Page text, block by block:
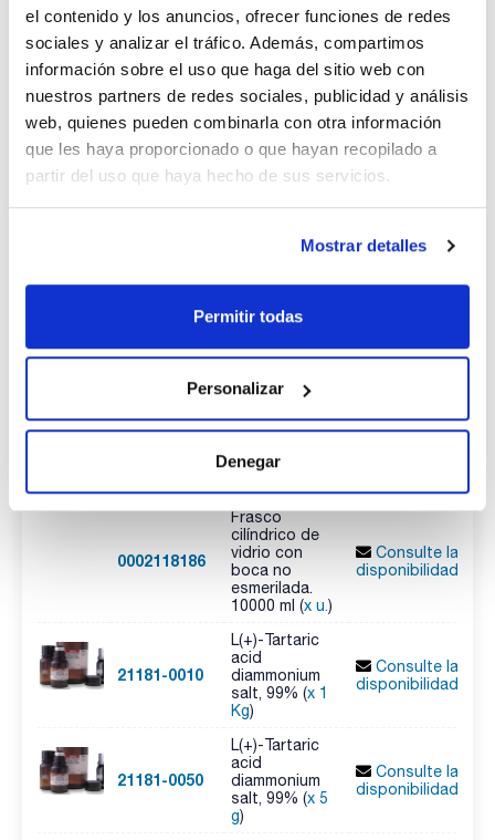
el contenido y los anuncios, ofrecer funciones de redes
sociales y analizar el tráfico. Además, compartimos
información sobre el uso que haga del sitio web con
nuestros partners de redes sociales, publicidad y análisis
web, quienes pueden combinarla con otra información
que les haya proporcionado o que hayan recopilado a
partir del uso que haya hecho de sus servicios.
Mostrar detalles
Permitir todas
Personalizar
Denegar
073-021184
81(1995).
Determinacion
de Agua En
Crudos
Mediante
Destilacion,
Scharlau
Starck ( x u.)
Consulte la
hidróxido,
Pharmpur®, Ph
plástico)
Consulte la
MacConkey
Caldo (
Consulte la
MacConkey
Conkey Caldo )
0002118186
Frasco
cilíndrico de
vidrio con
boca no
esmerilada.
10000 ml (x u.)
Consulte la
disponibilidad
21181-0010
L(+)-Tartaric
acid
diammonium
salt, 99% (x 1
Kg)
Consulte la
disponibilidad
21181-0050
L(+)-Tartaric
acid
diammonium
salt, 99% (x 5
g)
Consulte la
disponibilidad